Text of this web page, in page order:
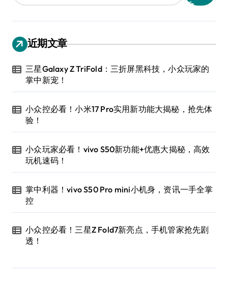
近期文章
三星Galaxy Z TriFold：三折屏黑科技，小众玩家的
掌中新宠！
小众控必看！小米17 Pro实用新功能大揭秘，抢先体
验！
小众玩家必看！vivo S50新功能+优惠大揭秘，高效
玩机速码！
掌中利器！vivo S50 Pro mini小机身，资讯一手全掌
控
小众控必看！三星Z Fold7新亮点，手机管家抢先剧
透！